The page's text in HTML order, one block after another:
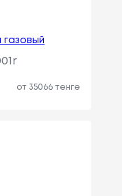
от 35066 тенге